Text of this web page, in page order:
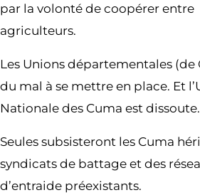
par la volonté de coopérer entre
agriculteurs.
Les Unions départementales (de
du mal à se mettre en place. Et
Nationale des Cuma est dissoute.
Seules subsisteront les Cuma
syndicats de battage et des
d’entraide préexistants.